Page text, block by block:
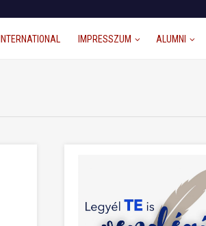
INTERNATIONAL IMPRESSZUM ALUMNI